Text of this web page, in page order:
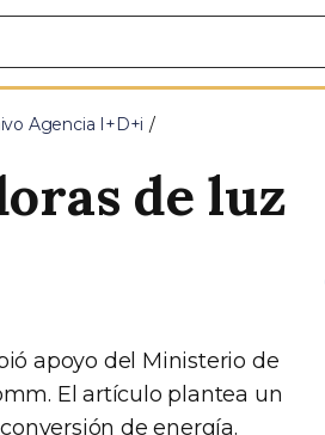
Agencia I+D+i
de luz
apoyo del Ministerio de
El artículo plantea un
de energía.